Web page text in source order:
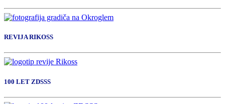
REVIJA RIKOSS
100 LET ZDSSS